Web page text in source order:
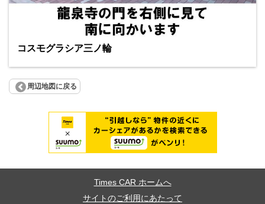
コスモグラシア三ノ輪
周辺地図に戻る
Times CAR ホームへ
サイトのご利用にあたって